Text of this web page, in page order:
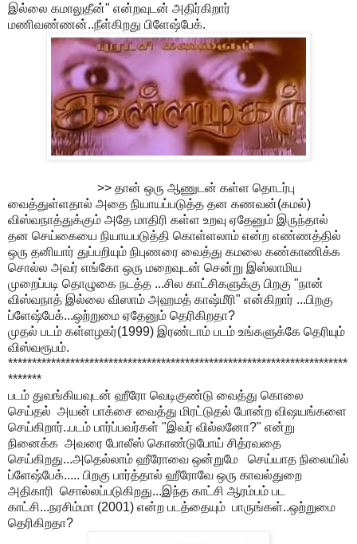
இல்லை கமாலுதீன்" என்றவுடன் அதிர்கிறார்
மணிவண்ணன்..நீள்கிறது பிளேஷ்பேக்.
>> தான் ஒரு ஆணுடன் கள்ள தொடர்பு
வைத்துள்ளதால் அதை நியாயப்படுத்த தன கணவன்(கமல்)
விஸ்வநாத்துக்கும் அதே மாதிரி கள்ள உறவு ஏதேனும் இருந்தால்
தன செய்கையை நியாயபடுத்தி கொள்ளலாம் என்ற எண்ணத்தில்
ஒரு தனியார் துப்பறியும் நிபுணரை வைத்து கமலை கண்காணிக்க
சொல்ல அவர் எங்கோ ஒரு மறைவுடன் சென்று இஸ்லாமிய
முறைப்படி தொழுகை நடத்த ...சில காட்சிகளுக்கு பிறகு "நான்
விஸ்வநாத் இல்லை விஸாம் அஹமத் காஷ்மீரி" என்கிறார் ...பிறகு
ப்ளேஷ்பேக்...ஒற்றுமை ஏதேனும் தெரிகிறதா?
முதல் படம் கள்ளழகர்(1999) இரண்டாம் படம் உங்களுக்கே தெரியும்
விஸ்வரூபம்.
***********************************************************************
*******
படம் துவங்கியவுடன் ஹீரோ வெடிகுண்டு வைத்து கொலை
செய்தல் அயன் பாக்சை வைத்து மிரட்டுதல் போன்ற விஷயங்களை
செய்கிறார்..படம் பார்ப்பவர்கள் "இவர் வில்லனோ?" என்று
நினைக்க அவரை போலீஸ் கொண்டுபோய் சித்ரவதை
செய்கிறது...அதெல்லாம் ஹீரோவை ஒன்றுமே செய்யாத நிலையில்
ப்ளேஷ்பேக்..... பிறகு பார்த்தால் ஹீரோவே ஒரு காவல்துறை
அதிகாரி சொல்லப்படுகிறது...இந்த காட்சி ஆரம்பம் பட
காட்சி...நரசிம்மா (2001) என்ற படத்தையும் பாருங்கள்..ஒற்றுமை
தெரிகிறதா?